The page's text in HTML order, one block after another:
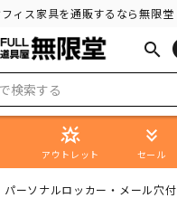
ィス家具を通販するなら無限堂
search
star_shine
アウトレット
keyboard_double_arrow_down
セール
パーソナルロッカー・メール穴付